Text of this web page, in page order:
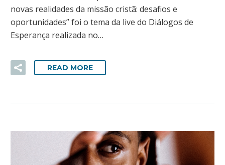
novas realidades da missão cristã: desafios e
oportunidades” foi o tema da live do Diálogos de
Esperança realizada no…
READ MORE